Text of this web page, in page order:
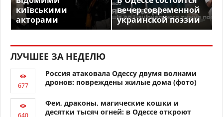
київськими
акторами
вечер современной
украинской поэзии
ЛУЧШЕЕ ЗА НЕДЕЛЮ
Россия атаковала Одессу двумя волнами
дронов: повреждены жилые дома (фото)
Феи, драконы, магические кошки и
десятки тысяч огней: в Одессе откроют